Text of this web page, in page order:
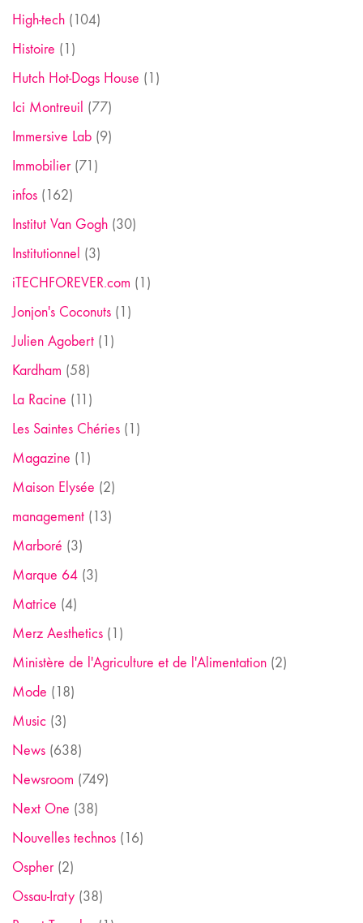
High-tech (104)
Histoire (1)
Hutch Hot-Dogs House (1)
Ici Montreuil (77)
Immersive Lab (9)
Immobilier(71)
infos (162)
Institut Van Gogh (30)
Institutionnel (3)
iTECHFOREVER.com (1)
Jonjon's Coconuts (1)
Julien Agobert (1)
Kardham (58)
La Racine (11)
Les Saintes Chéries (1)
Magazine (1)
Maison Elysée (2)
management (13)
Marboré (3)
Marque 64 (3)
Matrice (4)
Merz Aesthetics (1)
Ministère de l'Agriculture et de l'Alimentation (2)
Mode (18)
Music (3)
News (638)
Newsroom (749)
Next One (38)
Nouvelles technos (16)
Ospher(2)
Ossau-Iraty (38)